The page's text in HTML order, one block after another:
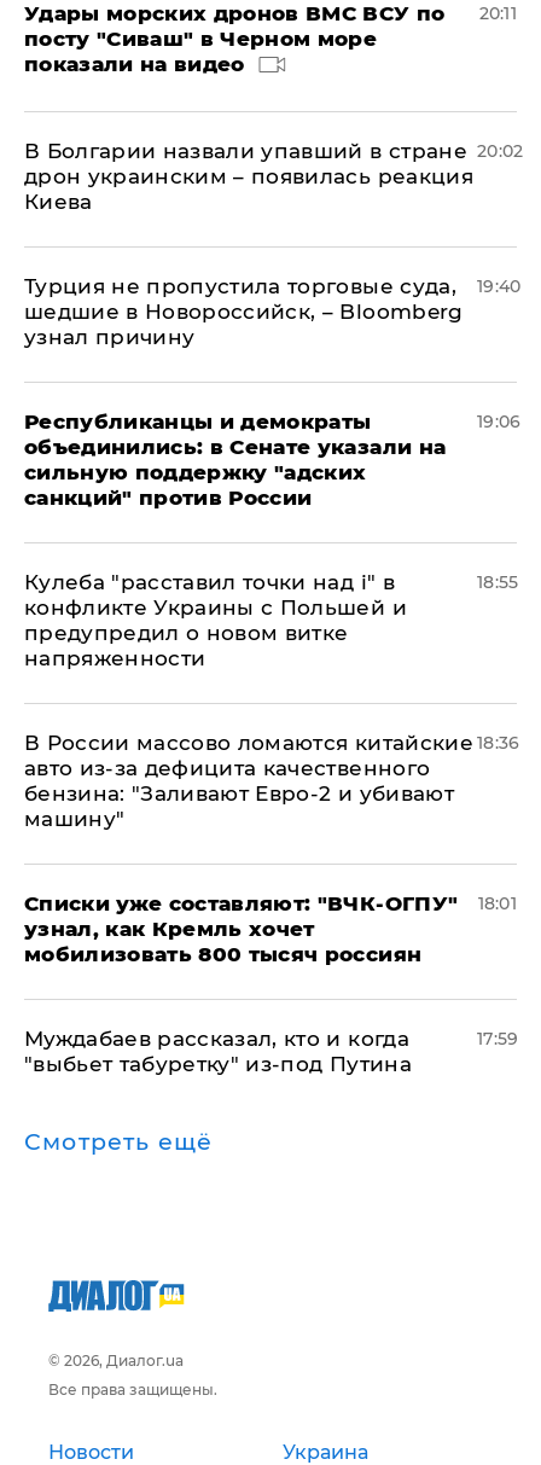
Удары морских дронов ВМС ВСУ по
посту "Сиваш" в Черном море
показали на видео
20:11
В Болгарии назвали упавший в стране
дрон украинским – появилась реакция
Киева
20:02
Турция не пропустила торговые суда,
шедшие в Новороссийск, – Bloomberg
узнал причину
19:40
Республиканцы и демократы
объединились: в Сенате указали на
сильную поддержку "адских
санкций" против России
19:06
Кулеба "расставил точки над і" в
конфликте Украины с Польшей и
предупредил о новом витке
напряженности
18:55
В России массово ломаются китайские
авто из-за дефицита качественного
бензина: "Заливают Евро-2 и убивают
машину"
18:36
Списки уже составляют: "ВЧК-ОГПУ"
узнал, как Кремль хочет
мобилизовать 800 тысяч россиян
18:01
Муждабаев рассказал, кто и когда
"выбьет табуретку" из-под Путина
17:59
Смотреть ещё
© 2026, Диалог.ua
Все права защищены.
Новости Украина